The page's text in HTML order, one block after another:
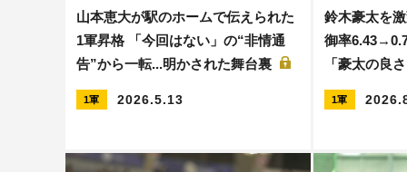
山本恵大が駅のホームで伝えられた
1軍昇格 「今回はない」の“非情通
告”から一転...明かされた舞台裏
1軍 2026.5.13
鈴木豪太を
御率
「豪太の良
1軍